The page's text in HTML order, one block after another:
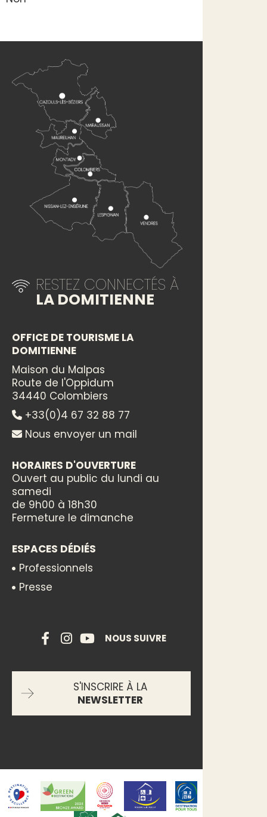
RESTEZ CONNECTÉS À
LA DOMITIENNE
OFFICE DE TOURISME LA
DOMITIENNE
Maison du Malpas
Route de l'Oppidum
34440 Colombiers
+33(0)4 67 32 88 77
Nous envoyer un mail
HORAIRES D'OUVERTURE
Ouvert au public du lundi au
samedi
de 9h00 à 18h30
Fermeture le dimanche
ESPACES DÉDIÉS
Professionnels
Presse
NOUS SUIVRE
S'INSCRIRE À LA
NEWSLETTER